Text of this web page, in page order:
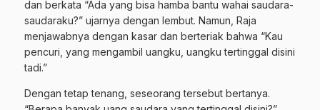
dan berkata “Ada yang bisa hamba bantu wahai saudara-
saudaraku?” ujarnya dengan lembut. Namun, Raja
menjawabnya dengan kasar dan berteriak bahwa “Kau
pencuri, yang mengambil uangku, uangku tertinggal disini
tadi.”
Dengan tetap tenang, seseorang tersebut bertanya.